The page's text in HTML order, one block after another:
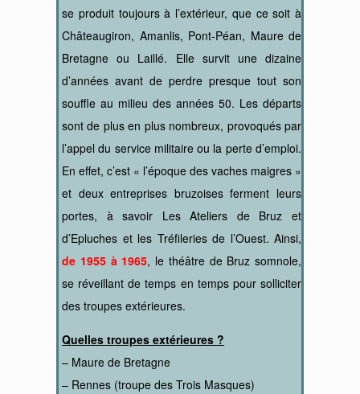
se produit toujours à l’extérieur, que ce soit à
Châteaugiron, Amanlis, Pont-Péan, Maure de
Bretagne ou Laillé. Elle survit une dizaine
d’années avant de perdre presque tout son
souffle au milieu des années 50. Les départs
sont de plus en plus nombreux, provoqués par
l’appel du service militaire ou la perte d’emploi.
En effet, c’est « l’époque des vaches maigres »
et deux entreprises bruzoises ferment leurs
portes, à savoir Les Ateliers de Bruz et
d’Epluches et les Tréfileries de l’Ouest. Ainsi,
de 1955 à 1965, le théâtre de Bruz somnole,
se réveillant de temps en temps pour solliciter
des troupes extérieures.
Quelles troupes extérieures ?
– Maure de Bretagne
– Rennes (troupe des Trois Masques)